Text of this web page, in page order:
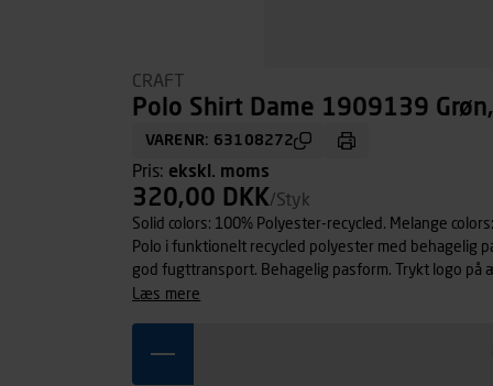
CRAFT
Polo Shirt Dame 1909139
VARENR: 63108272
Pris: ekskl. moms
320,00 DKK/Styk
Solid colors: 100% Polyester-recycled. Melange
Polo i funktionelt recycled polyester med behagelig
god fugttransport. Behagelig pasform.
læs mere